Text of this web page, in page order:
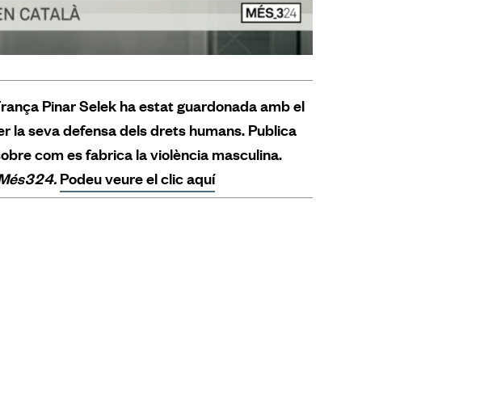
Pinar Selek ha estat guardonada amb el
la seva defensa dels drets humans. Publica
com es fabrica la violència masculina.
Podeu veure el clic aquí